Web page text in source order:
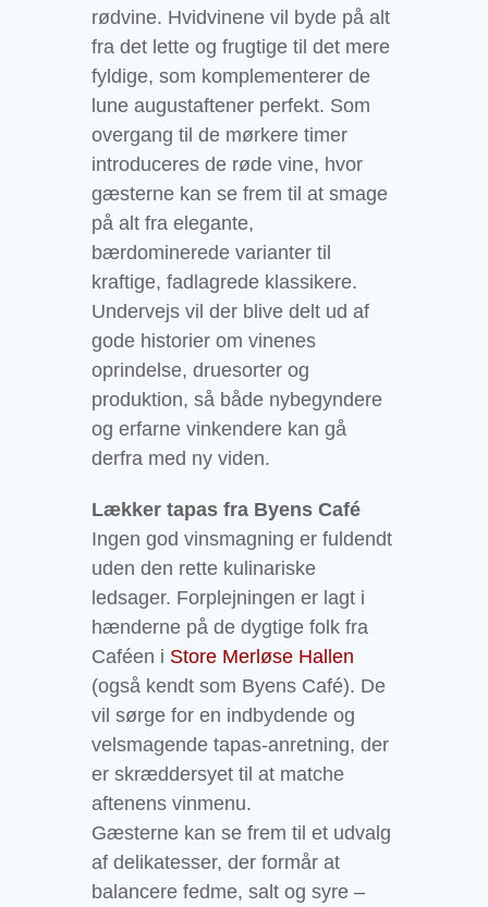
rødvine. Hvidvinene vil byde på alt
fra det lette og frugtige til det mere
fyldige, som komplementerer de
lune augustaftener perfekt. Som
overgang til de mørkere timer
introduceres de røde vine, hvor
gæsterne kan se frem til at smage
på alt fra elegante,
bærdominerede varianter til
kraftige, fadlagrede klassikere.
Undervejs vil der blive delt ud af
gode historier om vinenes
oprindelse, druesorter og
produktion, så både nybegyndere
og erfarne vinkendere kan gå
derfra med ny viden.
Lækker tapas fra Byens Café
Ingen god vinsmagning er fuldendt
uden den rette kulinariske
ledsager. Forplejningen er lagt i
hænderne på de dygtige folk fra
Caféen i Store Merløse Hallen
(også kendt som Byens Café). De
vil sørge for en indbydende og
velsmagende tapas-anretning, der
er skræddersyet til at matche
aftenens vinmenu.
Gæsterne kan se frem til et udvalg
af delikatesser, der formår at
balancere fedme, salt og syre –